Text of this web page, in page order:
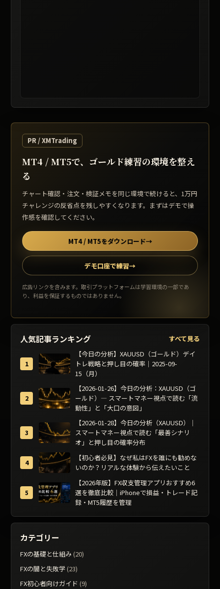
レート提供: TradingView / 表示は遅延する場合があります
PR / XMTrading
MT4 / MT5で、ゴールド練習の環境を整え
る
チャート確認・注文・検証メモを同じ環境で続けると、1万円
チャレンジの反省点を残しやすくなります。まずはデモで操
作感を確認してください。
MT4 / MT5をダウンロード→
デモ口座で練習→
広告リンクを含みます。取引プラットフォームは学習環境の一部であ
り、利益を保証するものではありません。
人気記事ランキング
すべて見る
【今日の分析】XAUUSD（ゴールド）デイ
トレ戦略と押し目の確率｜2025-09-
15（月）
【2026-01-26】今日の分析：XAUUSD（ゴ
ールド）— スマートマネー視点で読む「流
動性」と「大口の意図」
【2026-01-28】今日の分析（XAUUSD）｜
スマートマネー視点で読む「最善シナリ
オ」と押し目の確率分布
【初心者必見】なぜ私はFXを誰にも勧めな
いのか？リアルな体験から伝えたいこと
【2026年版】FX収支管理アプリおすすめ6
選を徹底比較｜iPhoneで損益・トレード記
録・MT5履歴を管理
カテゴリー
FXの基礎と仕組み(20)
FXの闇と失敗学(23)
FX初心者向けガイド (9)